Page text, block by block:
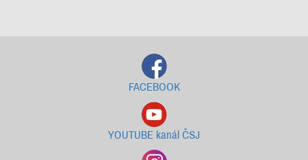
FACEBOOK
YOUTUBE kanál ČSJ